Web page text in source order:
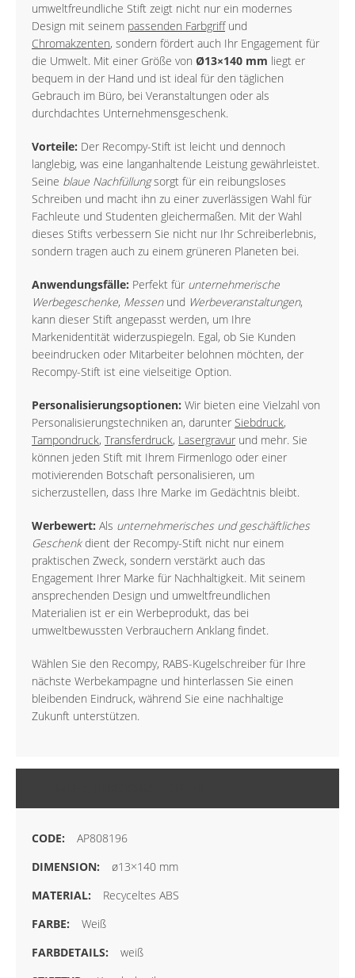
umweltfreundliche Stift zeigt nicht nur ein modernes
Design mit seinem passenden Farbgriffund
Chromakzenten, sondern fördert auch Ihr Engagement für
die Umwelt. Mit einer Größe von Ø13×140 mm liegt er
bequem in der Hand und ist ideal für den täglichen
Gebrauch im Büro, bei Veranstaltungen oder als
durchdachtes Unternehmensgeschenk.
Vorteile: Der Recompy-Stift ist leicht und dennoch
langlebig, was eine langanhaltende Leistung gewährleistet.
Seine blaue Nachfüllungsorgt für ein reibungsloses
Schreiben und macht ihn zu einer zuverlässigen Wahl für
Fachleute und Studenten gleichermaßen. Mit der Wahl
dieses Stifts verbessern Sie nicht nur Ihr Schreiberlebnis,
sondern tragen auch zu einem grüneren Planeten bei.
Anwendungsfälle: Perfekt für unternehmerische
Werbegeschenke, Messenund Werbeveranstaltungen,
kann dieser Stift angepasst werden, um Ihre
Markenidentität widerzuspiegeln. Egal, ob Sie Kunden
beeindrucken oder Mitarbeiter belohnen möchten, der
Recompy-Stift ist eine vielseitige Option.
Personalisierungsoptionen: Wir bieten eine Vielzahl von
Personalisierungstechniken an, darunter Siebdruck,
Tampondruck, Transferdruck, Lasergravur und mehr. Sie
können jeden Stift mit Ihrem Firmenlogo oder einer
motivierenden Botschaft personalisieren, um
sicherzustellen, dass Ihre Marke im Gedächtnis bleibt.
Werbewert: Als unternehmerisches und geschäftliches
Geschenkdient der Recompy-Stift nicht nur einem
praktischen Zweck, sondern verstärkt auch das
Engagement Ihrer Marke für Nachhaltigkeit. Mit seinem
ansprechenden Design und umweltfreundlichen
Materialien ist er ein Werbeprodukt, das bei
umweltbewussten Verbrauchern Anklang findet.
Wählen Sie den Recompy, RABS-Kugelschreiber für Ihre
nächste Werbekampagne und hinterlassen Sie einen
bleibenden Eindruck, während Sie eine nachhaltige
Zukunft unterstützen.
AP808196
ø13×140 mm
Recyceltes ABS
Weiß
weiß